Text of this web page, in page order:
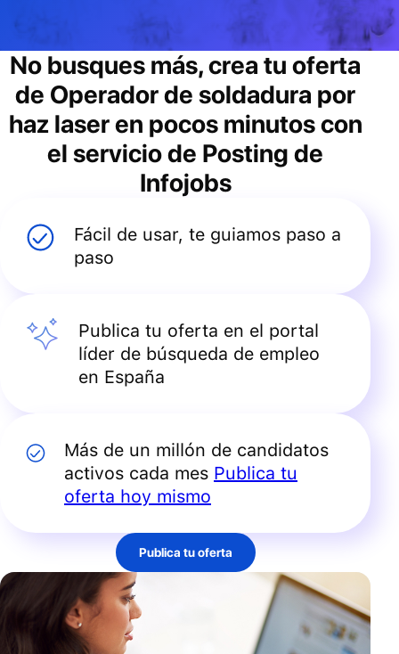
No busques más, crea tu oferta
de Operador de soldadura por
haz laseren pocos minutos con
el servicio de Posting de
Infojobs
Fácil de usar, te guiamos paso a
paso
Publica tu oferta en el portal
líder de búsqueda de empleo
en España
Más de un millón de candidatos
activos cada mes Publica tu
oferta hoy mismo
Publica tu oferta